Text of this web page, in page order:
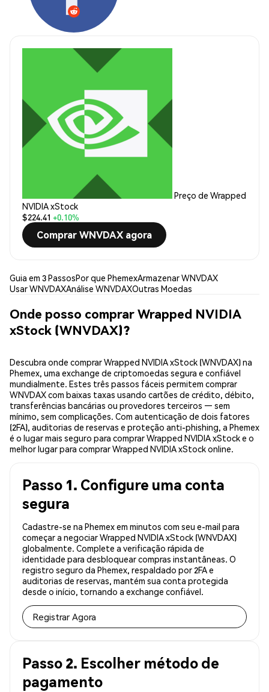
Preço de Wrapped
NVIDIA xStock
$224.41 +0.10%
Comprar WNVDAX agora
Guia em 3 PassosPor que PhemexArmazenar WNVDAX
Usar WNVDAXAnálise WNVDAXOutras Moedas
Onde posso comprar Wrapped NVIDIA
xStock (WNVDAX)?
Descubra onde comprar Wrapped NVIDIA xStock (WNVDAX) na
Phemex, uma exchange de criptomoedas segura e confiável
mundialmente. Estes três passos fáceis permitem comprar
WNVDAX com baixas taxas usando cartões de crédito, débito,
transferências bancárias ou provedores terceiros — sem
mínimo, sem complicações. Com autenticação de dois fatores
(2FA), auditorias de reservas e proteção anti-phishing, a Phemex
é o lugar mais seguro para comprar Wrapped NVIDIA xStock e o
melhor lugar para comprar Wrapped NVIDIA xStock online.
Passo 1. Configure uma conta
segura
Cadastre-se na Phemex em minutos com seu e-mail para
começar a negociar Wrapped NVIDIA xStock (WNVDAX)
globalmente. Complete a verificação rápida de
identidade para desbloquear compras instantâneas. O
registro seguro da Phemex, respaldado por 2FA e
auditorias de reservas, mantém sua conta protegida
desde o início, tornando a exchange confiável.
Registrar Agora
Passo 2. Escolher método de
pagamento